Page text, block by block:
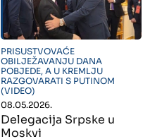
" alt="">
PRISUSTVOVAĆE
OBILJEŽAVANJU DANA
POBJEDE, A U KREMLJU
RAZGOVARATI S PUTINOM
(VIDEO)
08.05.2026.
Delegacija Srpske u
Moskvi